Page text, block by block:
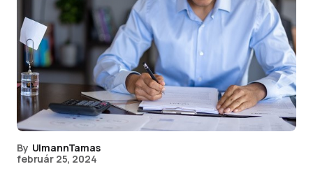
By UlmannTamas
február 25, 2024